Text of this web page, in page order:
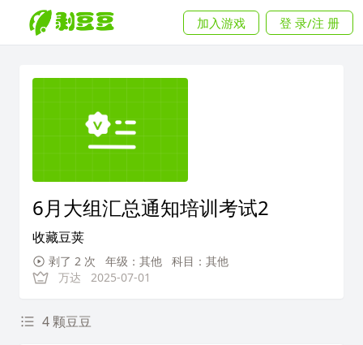
加入游戏 登 录/注 册
6月大组汇总通知培训考试2
收藏豆荚
剥了 2 次 年级：其他
科目：其他
万达
2025-07-01
4 颗豆豆